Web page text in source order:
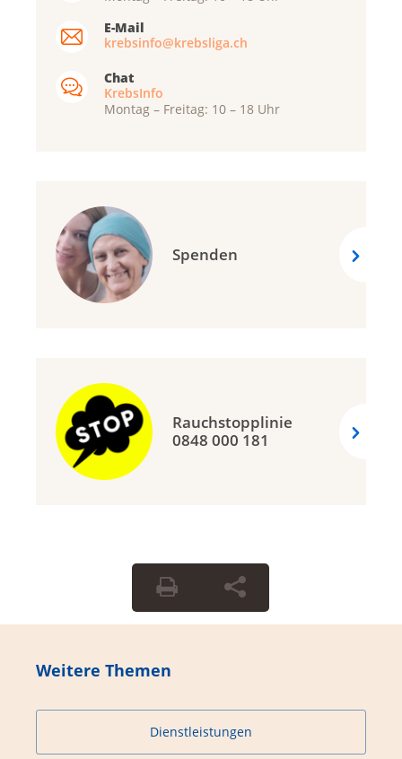
E-Mail
krebsinfo@krebsliga.ch
Chat
KrebsInfo
Montag – Freitag: 10 – 18 Uhr
Spenden
Rauchstopplinie
0848 000 181
Weitere Themen
Dienstleistungen